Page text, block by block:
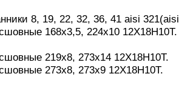
8, 19, 22, 32, 36, 41 aisi
168х3,5, 224х10
219х8, 273х14 12Х18Н10Т.
273х8, 273х9 12Х18Н10Т.